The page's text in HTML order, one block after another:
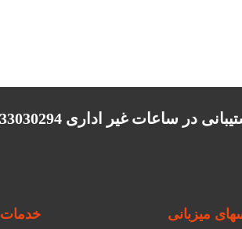
در ساعات غیر اداری 09333030294 - 09303030294
میزبانی خدمات